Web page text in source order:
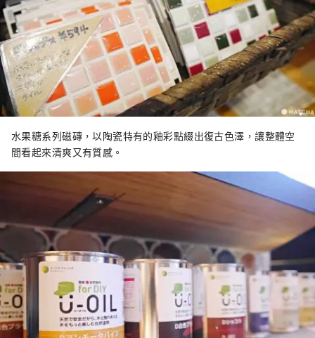
水果糖系列磁磚，以陶瓷特有的釉彩點綴出復古色澤，讓整體空
間看起來清爽又有質感。